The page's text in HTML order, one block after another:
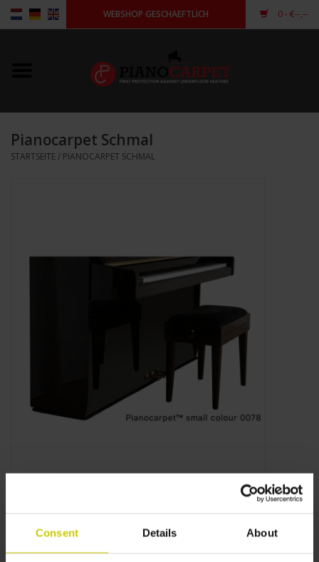
Consent Details About
WEBSHOP GESCHAEFTLICH 0- €--,--
Pianocarpet
Flügelcarpet
Pianocarpet Schmal
STARTSEITE/ PIANOCARPET SCHMAL